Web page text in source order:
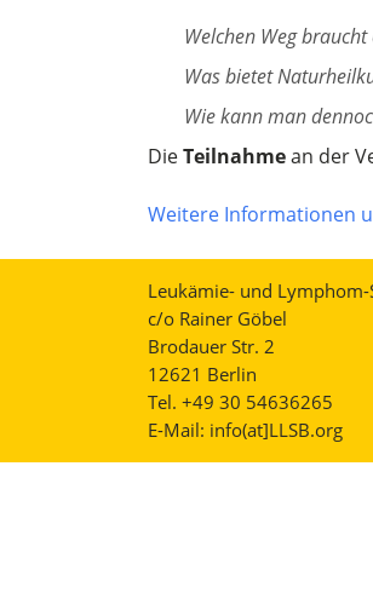
Welchen Weg
Was bietet
Wie kann man
DieTeilnahmean der
Weitere Informationen
Leukämie- und
c/o Rainer Göbel
Brodauer Str. 2
12621 Berlin
Tel. +49 30 54636265
E-Mail: info(at]LLSB.org